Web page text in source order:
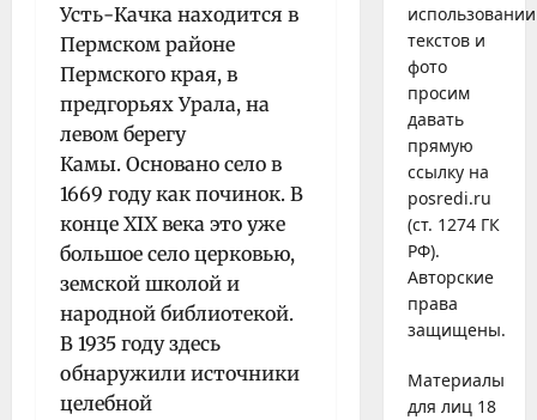
Усть-Качка находится в
Пермском районе
Пермского края, в
предгорьях Урала, на
левом берегу
Камы. Основано село в
1669 году как починок. В
конце XIX века это уже
большое село церковью,
земской школой и
народной библиотекой.
В 1935 году здесь
обнаружили источники
целебной
использовании
текстов и
фото
просим
давать
прямую
ссылку на
posredi.ru
(ст. 1274 ГК
РФ).
Авторские
права
защищены.
Материалы
для лиц 18